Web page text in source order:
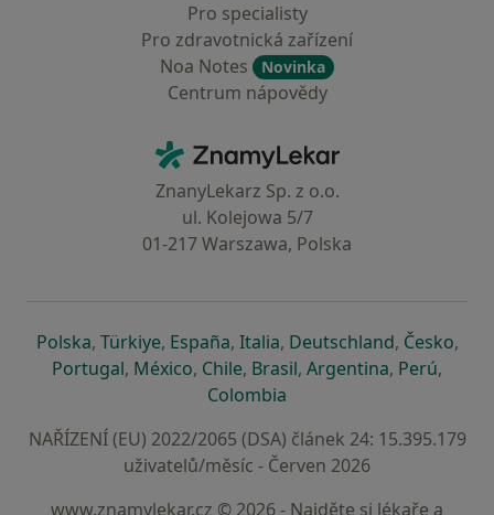
Pro specialisty
Pro zdravotnická zařízení
Noa Notes
Novinka
Centrum nápovědy
ZnamyLekar - Hlavní stránka
ZnanyLekarz Sp. z o.o.
ul. Kolejowa 5/7
01-217 Warszawa, Polska
Polskase otevře v nové záložce
, Türkiyese otevře v nové záložce
, Españase otevře v nové záložce
, Italiase otevře v nové záložce
, Deutschlandse otevře v
, Českose
,
Portugalse otevře v nové záložce
, Méxicose otevře v nové záložce
, Chilese otevře v nové záložce
, Brasilse otevře v nové
, Argentinase otevře v
, Perúse
,
Colombia
NAŘÍZENÍ (EU) 2022/2065 (DSA) článek 24: 15.395.179
uživatelů/měsíc - Červen 2026
www.znamylekar.cz © 2026 - Najděte si lékaře a